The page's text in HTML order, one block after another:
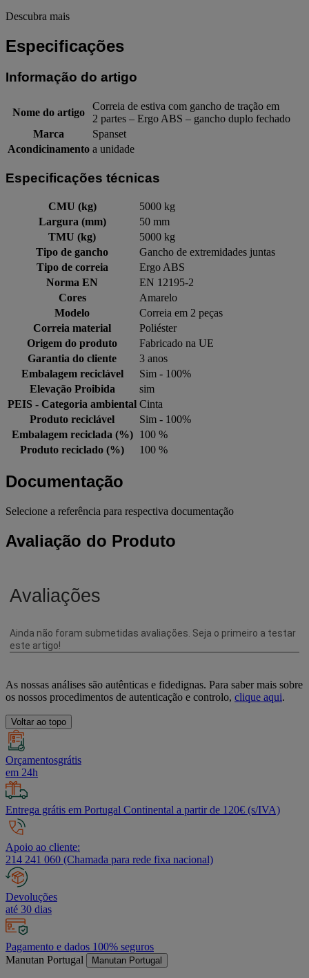
Descubra mais
Especificações
Informação do artigo
Nome do artigo
Correia de estiva com gancho de tração em
2 partes – Ergo ABS – gancho duplo fechado
Marca
Spanset
Acondicinamento a unidade
Especificações técnicas
CMU (kg)
5000 kg
Largura (mm)
50 mm
TMU (kg)
5000 kg
Tipo de gancho
Gancho de extremidades juntas
Tipo de correia
Ergo ABS
Norma EN
EN 12195-2
Cores
Amarelo
Modelo
Correia em 2 peças
Correia material
Poliéster
Origem do produto
Fabricado na UE
Garantia do cliente
3 anos
Embalagem reciclável
Sim - 100%
Elevação Proibida
sim
PEIS - Categoria ambiental Cinta
Produto reciclável
Sim - 100%
Embalagem reciclada (%)
100 %
Produto reciclado (%)
100 %
Documentação
Selecione a referência para respectiva documentação
Avaliação do Produto
As nossas análises são autênticas e fidedignas. Para saber mais sobre
os nossos procedimentos de autenticação e controlo, clique aqui.
Voltar ao topo
Orçamentosgrátis
em 24h
Entrega grátis em Portugal Continental a partir de 120€ (s/IVA)
Apoio ao cliente:
214 241 060 (Chamada para rede fixa nacional)
Devoluções
até 30 dias
Pagamento e dados 100% seguros
Manutan Portugal
Manutan Portugal